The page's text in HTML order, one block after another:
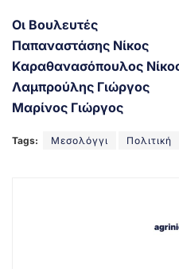
Οι Βουλευτές
Παπαναστάσης Νίκος
Καραθανασόπουλος
Λαμπρούλης Γιώργος
Μαρίνος Γιώργος
Tags: Μεσολόγγι Πολιτική